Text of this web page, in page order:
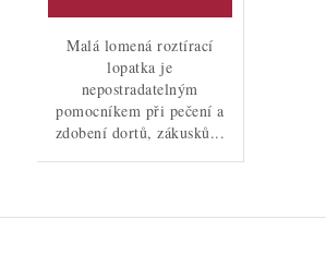
Malá lomená roztírací
lopatka je
nepostradatelným
pomocníkem při pečení a
zdobení dortů, zákusků...